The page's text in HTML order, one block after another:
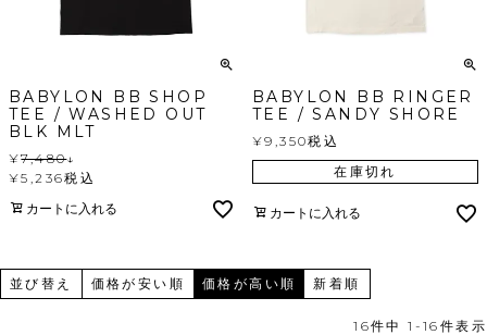
BABYLON BB SHOP
TEE / WASHED OUT
BLK MLT
¥7,480↓
¥5,236税込
カートに入れる
BABYLON BB RINGER
TEE / SANDY SHORE
¥9,350税込
在庫切れ
カートに入れる
並び替え 価格が安い順 価格が高い順 新着順
16件中 1 - 16 件表示